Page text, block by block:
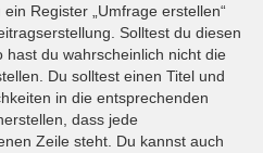
Register „Umfrage erstellen“
Solltest du diesen
hast du wahrscheinlich nicht die
Du solltest einen Titel und
in die entsprechenden
dass jede
Zeile steht. Du kannst auch